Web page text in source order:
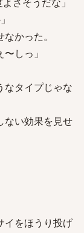
かった。
しっ」
なタイプじゃな
ない効果を見せ
イをほうり投げ